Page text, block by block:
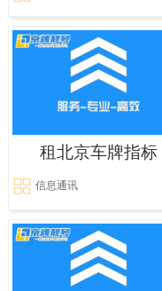
租北京车牌指标
信息通讯